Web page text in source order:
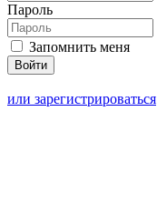
Пароль
Запомнить меня
или зарегистрироваться